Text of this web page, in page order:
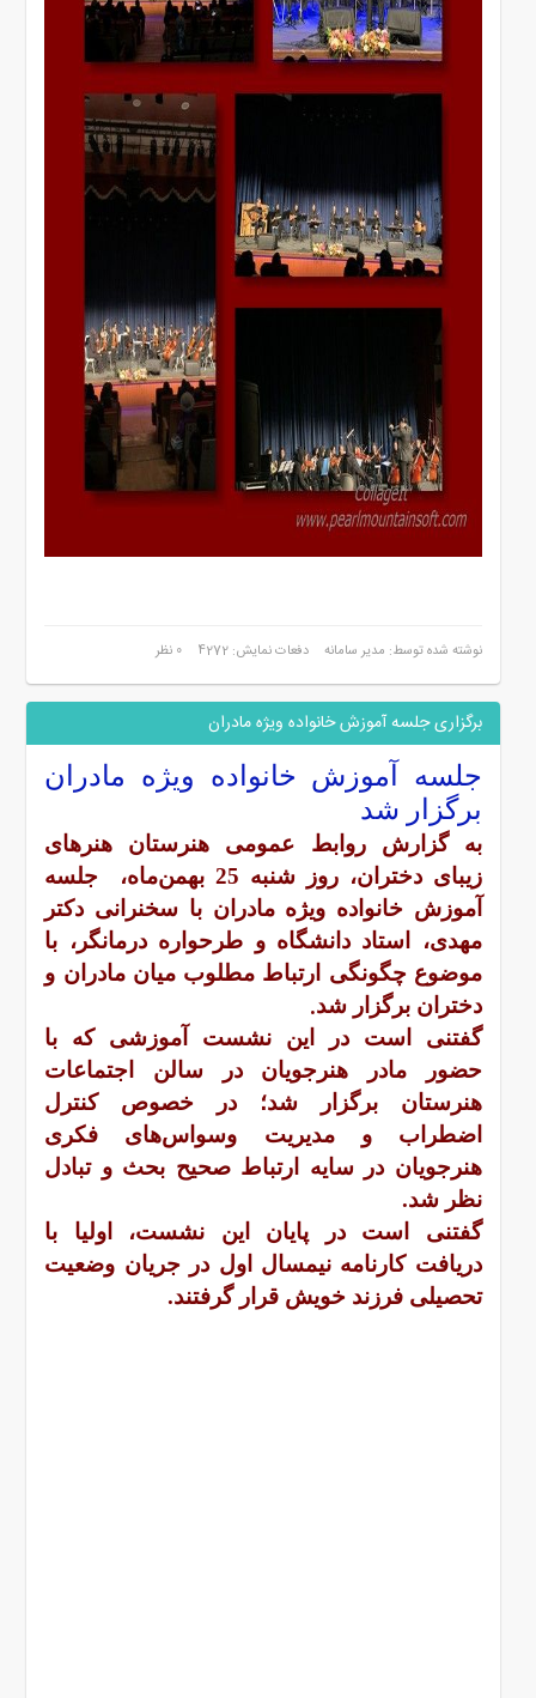
نوشته شده توسط: مدیر سامانه دفعات نمایش: 4272 0 نظر
برگزاری جلسه آموزش خانواده ویژه مادران
جلسه آموزش خانواده ویژه مادران
برگزار شد
به گزارش روابط عمومی هنرستان هنرهای
زیبای دختران، روز شنبه 25 بهمن‌ماه، جلسه
آموزش خانواده ویژه مادران با سخنرانی دکتر
مهدی، استاد دانشگاه و طرحواره درمانگر، با
موضوع چگونگی ارتباط مطلوب میان مادران و
دختران برگزار شد.
گفتنی است در این نشست آموزشی که با
حضور مادر هنرجویان در سالن اجتماعات
هنرستان برگزار شد؛ در خصوص کنترل
اضطراب و مدیریت وسواس‌های فکری
هنرجویان در سایه ارتباط صحیح بحث و تبادل
نظر شد.
گفتنی است در پایان این نشست، اولیا با
دریافت کارنامه نیمسال اول در جریان وضعیت
تحصیلی فرزند خویش قرار گرفتند.